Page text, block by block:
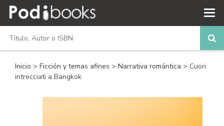
Inicio > Ficción y temas afines > Narrativa romántica > Cuori
intrecciati a Bangkok